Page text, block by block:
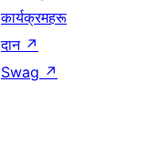
कार्यक्रमहरू
दान ↗
Swag ↗